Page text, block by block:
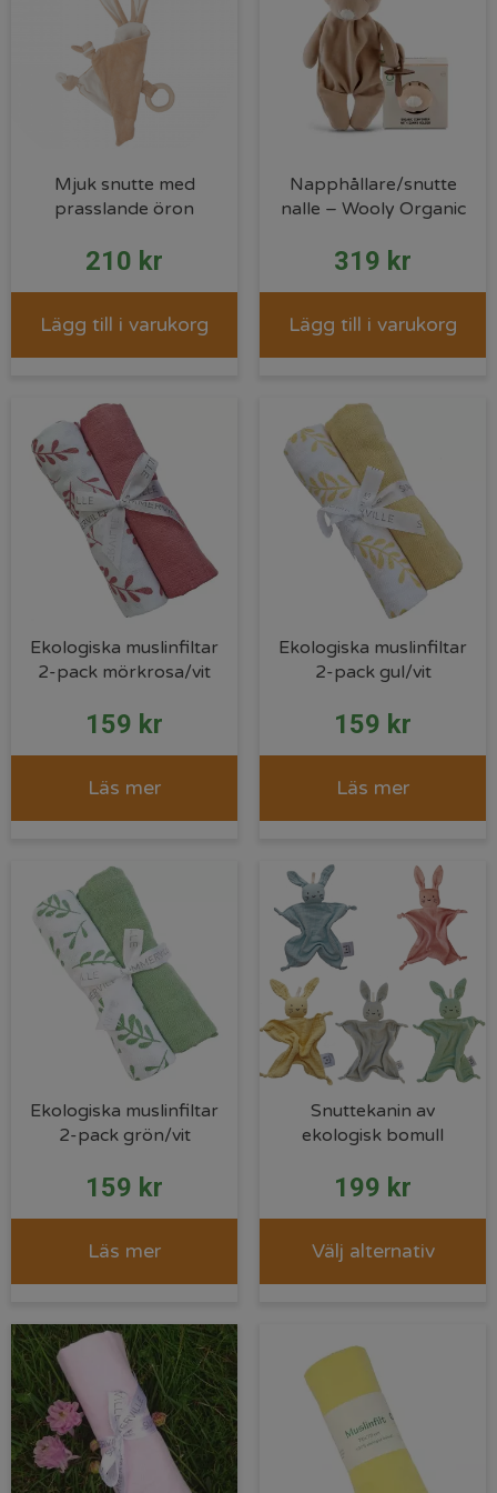
Mjuk snutte med
prasslande öron
210 kr
Lägg till i varukorg
Napphållare/snutte
nalle – Wooly Organic
319 kr
Lägg till i varukorg
Ekologiska muslinfiltar
2-pack mörkrosa/vit
159 kr
Läs mer
Ekologiska muslinfiltar
2-pack gul/vit
159 kr
Läs mer
Ekologiska muslinfiltar
2-pack grön/vit
159 kr
Läs mer
Snuttekanin av
ekologisk bomull
199 kr
Välj alternativ